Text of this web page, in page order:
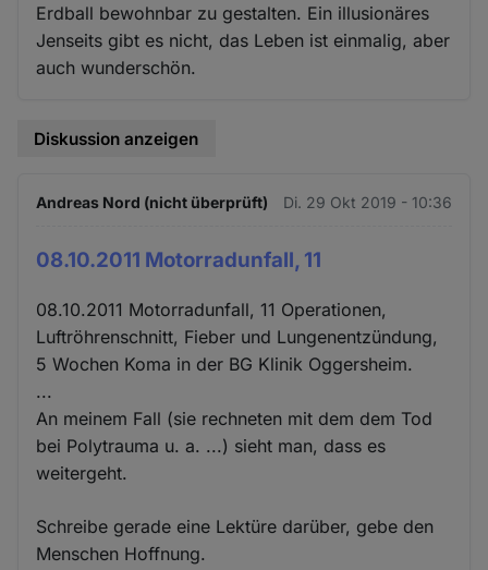
Erdball bewohnbar zu gestalten. Ein illusionäres
Jenseits gibt es nicht, das Leben ist einmalig, aber
auch wunderschön.
Diskussion anzeigen
Andreas Nord (nicht überprüft) Di. 29 Okt 2019 - 10:36
08.10.2011 Motorradunfall, 11
08.10.2011 Motorradunfall, 11 Operationen,
Luftröhrenschnitt, Fieber und Lungenentzündung,
5 Wochen Koma in der BG Klinik Oggersheim.
...
An meinem Fall (sie rechneten mit dem dem Tod
bei Polytrauma u. a. ...) sieht man, dass es
weitergeht.
Schreibe gerade eine Lektüre darüber, gebe den
Menschen Hoffnung.